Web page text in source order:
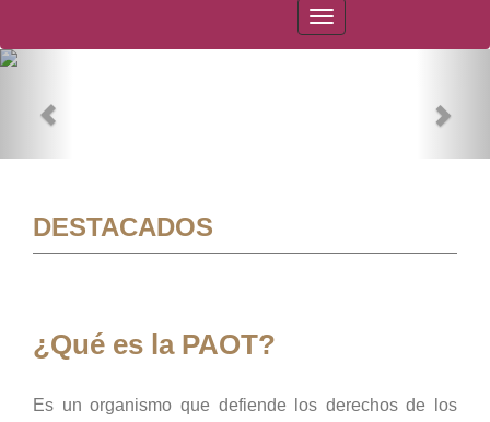
PAOT
DESTACADOS
¿Qué es la PAOT?
Es un organismo que defiende los derechos de los